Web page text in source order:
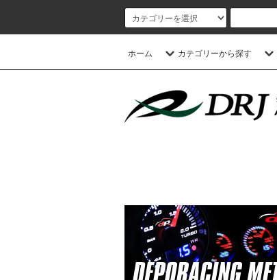
ホーム カテゴリーから探す